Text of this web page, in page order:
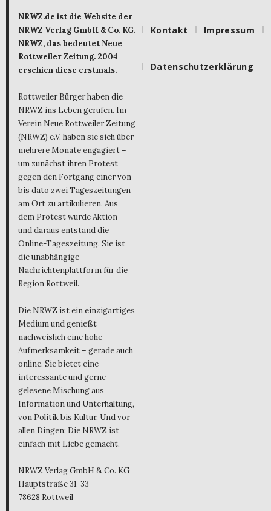
NRWZ.de ist die Website der
NRWZ Verlag GmbH & Co. KG.
NRWZ, das bedeutet Neue
Rottweiler Zeitung. 2004
erschien diese erstmals.
Rottweiler Bürger haben die
NRWZ ins Leben gerufen. Im
Verein Neue Rottweiler Zeitung
(NRWZ) e.V. haben sie sich über
mehrere Monate engagiert –
um zunächst ihren Protest
gegen den Fortgang einer von
bis dato zwei Tageszeitungen
am Ort zu artikulieren. Aus
dem Protest wurde Aktion –
und daraus entstand die
Online-Tageszeitung. Sie ist
die unabhängige
Nachrichtenplattform für die
Region Rottweil.
Die NRWZ ist ein einzigartiges
Medium und genießt
nachweislich eine hohe
Aufmerksamkeit – gerade auch
online. Sie bietet eine
interessante und gerne
gelesene Mischung aus
Information und Unterhaltung,
von Politik bis Kultur. Und vor
allen Dingen: Die NRWZ ist
einfach mit Liebe gemacht.
NRWZ Verlag GmbH & Co. KG
Hauptstraße 31-33
78628 Rottweil
Kontakt Impressum
Datenschutzerklärung